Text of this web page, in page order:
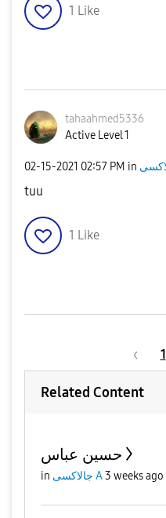
1 Like
tahaahmed5336
Active Level 1
‎02-15-2021 02:57 PM in
tuu
1 Like
1
Related Content
حسين عباس
in جالاكسى A3 weeks ago